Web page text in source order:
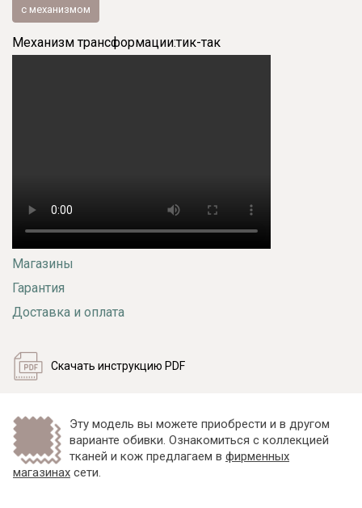
с механизмом
Механизм трансформации:тик-так
Магазины
Гарантия
Доставка и оплата
Скачать инструкцию PDF
Эту модель вы можете приобрести и в другом
варианте обивки. Ознакомиться с коллекцией
тканей и кож предлагаем в фирменных
магазинах сети.